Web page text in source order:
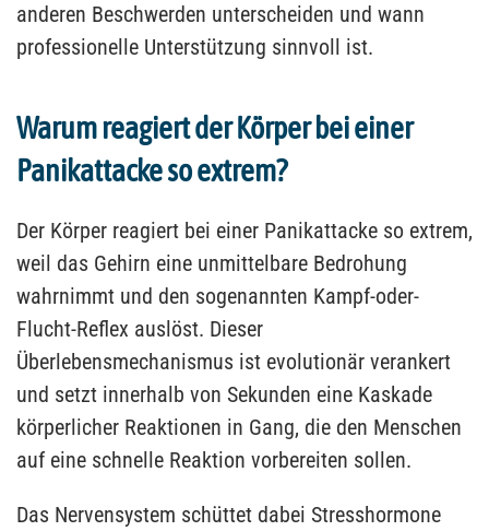
anderen Beschwerden unterscheiden und wann
professionelle Unterstützung sinnvoll ist.
Warum reagiert der Körper bei einer
Panikattacke so extrem?
Der Körper reagiert bei einer Panikattacke so extrem,
weil das Gehirn eine unmittelbare Bedrohung
wahrnimmt und den sogenannten Kampf-oder-
Flucht-Reflex auslöst. Dieser
Überlebensmechanismus ist evolutionär verankert
und setzt innerhalb von Sekunden eine Kaskade
körperlicher Reaktionen in Gang, die den Menschen
auf eine schnelle Reaktion vorbereiten sollen.
Das Nervensystem schüttet dabei Stresshormone